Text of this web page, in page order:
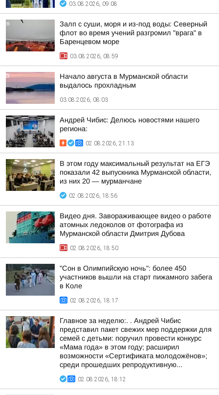
03.08.2026, 09:08
Залп с суши, моря и из-под воды: Северный
флот во время учений разгромил "врага" в
Баренцевом море
03.08.2026, 08:59
Начало августа в Мурманской области
выдалось прохладным
03.08.2026, 08:03
Андрей Чибис: Делюсь новостями нашего
региона:
02.08.2026, 21:13
В этом году максимальный результат на ЕГЭ
показали 42 выпускника Мурманской области,
из них 20 — мурманчане
02.08.2026, 18:56
Видео дня. Завораживающее видео о работе
атомных ледоколов от фотографа из
Мурманской области Дмитрия Дубова
02.08.2026, 18:50
"Сон в Олимпийскую ночь": более 450
участников вышли на старт пижамного забега
в Коле
02.08.2026, 18:17
Главное за неделю:. . Андрей Чибис
представил пакет свежих мер поддержки для
семей с детьми: поручил провести конкурс
«Мама года» в этом году; расширил
возможности «Сертификата молодожёнов»;
среди прошедших репродуктивную...
02.08.2026, 18:12